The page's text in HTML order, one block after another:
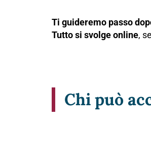
Ti guideremo passo
Tutto si svolge online,
Chi può